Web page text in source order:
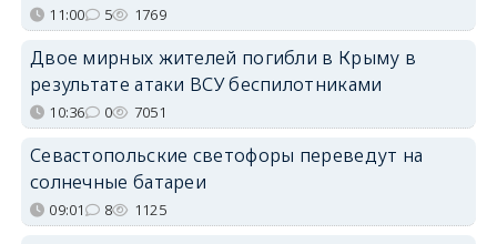
11:00 5 1769
Двое мирных жителей погибли в Крыму в
результате атаки ВСУ беспилотниками
10:36 0 7051
Севастопольские светофоры переведут на
солнечные батареи
09:01 8 1125